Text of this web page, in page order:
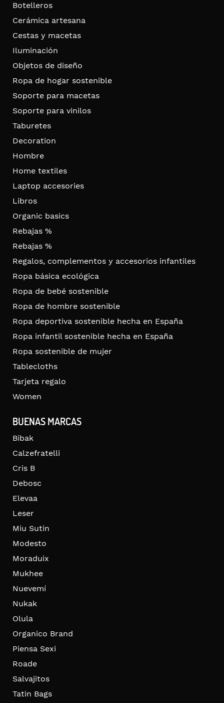
Botelleros
Cerámica artesana
Cestas y macetas
Iluminación
Objetos de diseño
Ropa de hogar sostenible
Soporte para macetas
Soporte para vinilos
Taburetes
Decoration
Hombre
Home textiles
Laptop accesories
Libros
Organic basics
Rebajas %
Rebajas %
Regalos, complementos y accesorios infantiles
Ropa básica ecológica
Ropa de bebé sostenible
Ropa de hombre sostenible
Ropa deportiva sostenible hecha en España
Ropa infantil sostenible hecha en España
Ropa sostenible de mujer
Tablecloths
Tarjeta regalo
Women
BUENAS MARCAS
Bibak
Calzefratelli
Cris B
Debosc
Elevaa
Leser
Miu Sutin
Modesto
Moraduix
Mukhee
Nuevemí
Nukak
Olula
Organico Brand
Piensa Sexi
Roade
Salvajitos
Tatin Bags